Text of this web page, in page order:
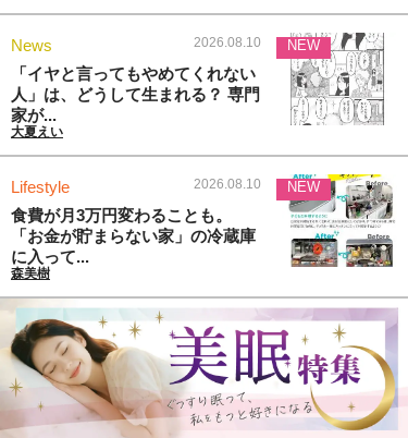
News 2026.08.10
「イヤと言ってもやめてくれない
人」は、どうして生まれる？ 専門
家が...
大夏えい
NEW
Lifestyle 2026.08.10
食費が月3万円変わることも。
「お金が貯まらない家」の冷蔵庫
に入って...
森美樹
NEW